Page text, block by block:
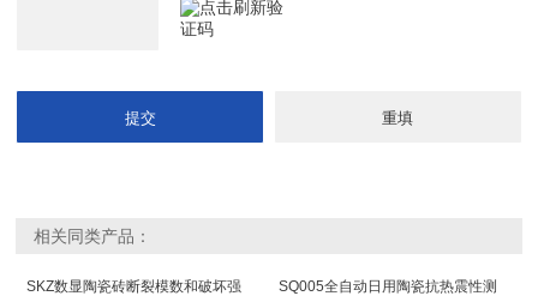
相关同类产品：
SKZ数显陶瓷砖断裂模数和破坏强
SQ005全自动日用陶瓷抗热震性测